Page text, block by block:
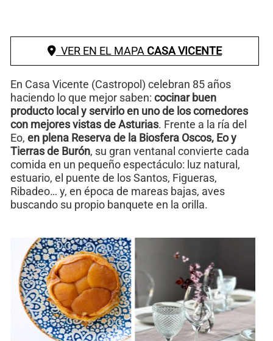
VER EN EL MAPA CASA VICENTE
En Casa Vicente (Castropol) celebran 85 años
haciendo lo que mejor saben: cocinar buen
producto local y servirlo en uno de los comedores
con mejores vistas de Asturias. Frente a la ría del
Eo, en plena Reserva de la Biosfera Oscos, Eo y
Tierras de Burón, su gran ventanal convierte cada
comida en un pequeño espectáculo: luz natural,
estuario, el puente de los Santos, Figueras,
Ribadeo… y, en época de mareas bajas, aves
buscando su propio banquete en la orilla.